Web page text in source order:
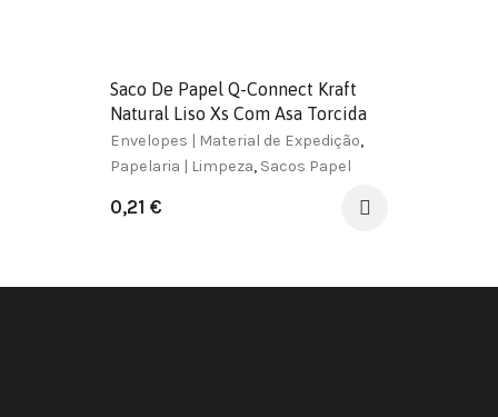
Saco De Papel Q-Connect Kraft
Natural Liso Xs Com Asa Torcida
180X240X80 Mm
Envelopes | Material de Expedição,
Papelaria | Limpeza, Sacos Papel
0,21 €